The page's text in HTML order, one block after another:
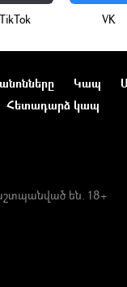
ТikТоk VK
Կապ
Հետադարձ կապ
են. 18+